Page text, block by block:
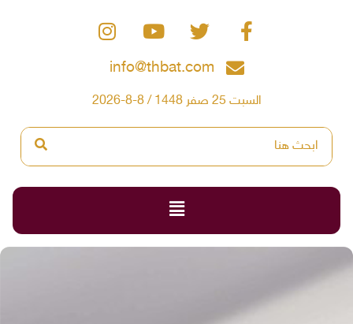
info@thbat.com
السبت 25 صفر 1448 / 8-8-2026